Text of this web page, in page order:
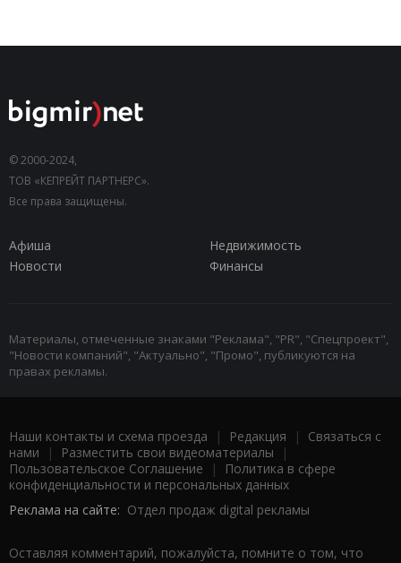
© 2000-2024,
ТОВ «КЕПРЕЙТ ПАРТНЕРС».
Все права защищены.
Афиша
Недвижимость
Новости
Финансы
Материалы, отмеченные знаками "Реклама", "PR", "Спецпроект",
"Новости компаний", "Актуально", "Промо", публикуются на
правах рекламы.
Наши контакты и схема проезда | Редакция | Связаться с
нами | Разместить свои видеоматериалы |
Пользовательское Соглашение |
Политика в сфере
конфиденциальности и персональных данных
Реклама на сайте: Отдел продаж digital рекламы
Оставляя комментарий, пожалуйста, помните о том, что